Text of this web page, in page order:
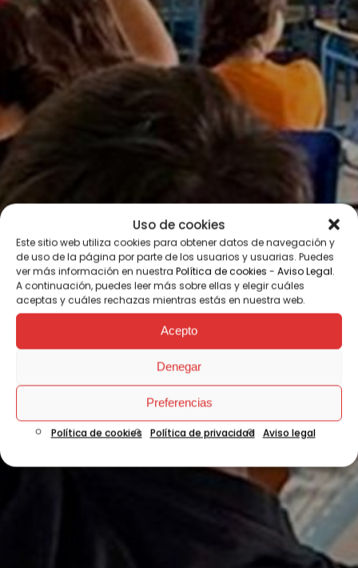
Uso de cookies
Este sitio web utiliza cookies para obtener datos de navegación y
de uso de la página por parte de los usuarios y usuarias. Puedes
ver más información en nuestra Política de cookies - Aviso Legal.
A continuación, puedes leer más sobre ellas y elegir cuáles
aceptas y cuáles rechazas mientras estás en nuestra web.
Acepto
Denegar
Preferencias
Política de cookies Política de privacidad Aviso legal